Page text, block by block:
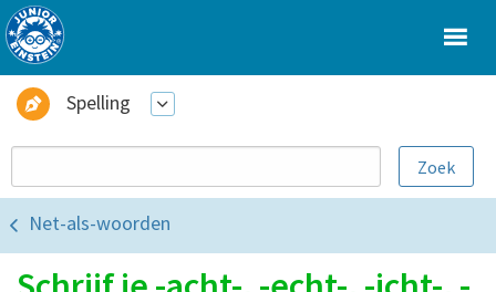
Spelling
Net-als-woorden